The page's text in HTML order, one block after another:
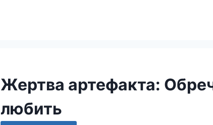
Жертва артефакта:
любить